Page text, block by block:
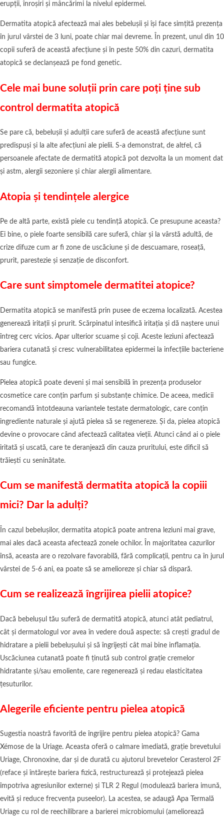
erupții, înroșiri și mâncărimi la nivelul epidermei.
Dermatita atopică afectează mai ales bebelușii și își face simțită prezența
în jurul vârstei de 3 luni, poate chiar mai devreme. În prezent, unul din 10
copii suferă de această afecțiune și în peste 50% din cazuri, dermatita
atopică se declanșează pe fond genetic.
Cele mai bune soluții prin care poți ține sub
control dermatita atopică
Se pare că, bebelușii și adulții care suferă de această afecțiune sunt
predispuși și la alte afecțiuni ale pielii. S-a demonstrat, de altfel, că
persoanele afectate de dermatită atopică pot dezvolta la un moment dat
și astm, alergii sezoniere și chiar alergii alimentare.
Atopia și tendințele alergice
Pe de altă parte, există piele cu tendință atopică. Ce presupune aceasta?
Ei bine, o piele foarte sensibilă care suferă, chiar și la vârstă adultă, de
crize difuze cum ar fi zone de uscăciune și de descuamare, roseață,
prurit, parestezie și senzație de disconfort.
Care sunt simptomele dermatitei atopice?
Dermatita atopică se manifestă prin pusee de eczema localizată. Acestea
generează iritații și prurit. Scărpinatul intesifică iritația și dă naștere unui
întreg cerc vicios. Apar ulterior scuame și coji. Aceste leziuni afectează
bariera cutanată și cresc vulnerabilitatea epidermei la infecțiile bacteriene
sau fungice.
Pielea atopică poate deveni și mai sensibilă în prezența produselor
cosmetice care conțin parfum și substanțe chimice. De aceea, medicii
recomandă întotdeauna variantele testate dermatologic, care conțin
ingrediente naturale și ajută pielea să se regenereze. Și da, pielea atopică
devine o provocare când afectează calitatea vieții. Atunci când ai o piele
iritată și uscată, care te deranjează din cauza pruritului, este dificil să
trăiești cu seninătate.
Cum se manifestă dermatita atopică la copiii
mici? Dar la adulți?
În cazul bebelușilor, dermatita atopică poate antrena leziuni mai grave,
mai ales dacă aceasta afectează zonele ochilor. În majoritatea cazurilor
însă, aceasta are o rezolvare favorabilă, fără complicații, pentru ca în jurul
vârstei de 5-6 ani, ea poate să se amelioreze și chiar să dispară.
Cum se realizează îngrijirea pielii atopice?
Dacă bebelușul tău suferă de dermatită atopică, atunci atât pediatrul,
cât și dermatologul vor avea în vedere două aspecte: să crești gradul de
hidratare a pielii bebelușului și să îngrijești cât mai bine inflamația.
Uscăciunea cutanată poate fi ținută sub control grație cremelor
hidratante și/sau emoliente, care regenerează și redau elasticitatea
țesuturilor.
Alegerile eficiente pentru pielea atopică
Sugestia noastră favorită de îngrijire pentru pielea atopică? Gama
Xémose de la Uriage. Aceasta oferă o calmare imediată, grație brevetului
Uriage, Chronoxine, dar și de durată cu ajutorul brevetelor Cerasterol 2F
(reface și întărește bariera fizică, restructurează și protejează pielea
împotriva agresiunilor externe) și TLR 2 Regul (modulează bariera imună,
evită și reduce frecvența puseelor). La acestea, se adaugă Apa Termală
Uriage cu rol de reechilibrare a barierei microbiomului (ameliorează